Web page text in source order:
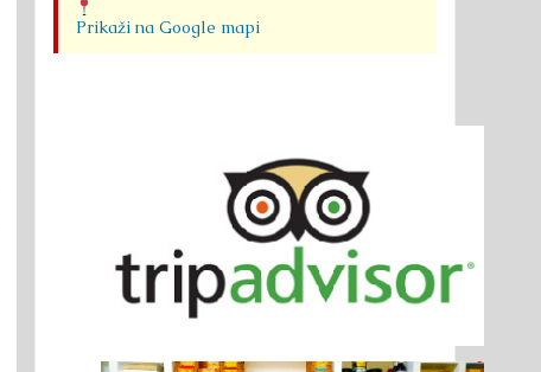
Prikaži na Google mapi